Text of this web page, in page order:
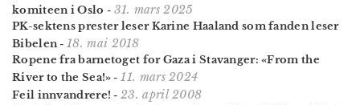
komiteen i Oslo - 31. mars 2025
PK-sektens prester leser Karine Haaland som fanden leser
Bibelen-18. mai 2018
Ropene fra barnetoget for Gaza i Stavanger: «From the
River to the Sea!» -11. mars 2024
Feil innvandrere! -23. april 2008